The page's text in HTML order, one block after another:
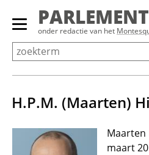
Overslaan
Primair
menu
tonen/verbergen
PARLEMENT
onder redactie van het
H.P.M. (Maarten)
Maarten
maart